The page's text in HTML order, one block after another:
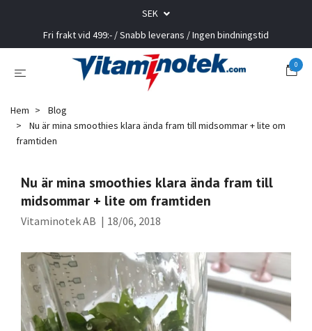
SEK
Fri frakt vid 499:- / Snabb leverans / Ingen bindningstid
0
Hem
Blog
Nu är mina smoothies klara ända fram till midsommar + lite om
framtiden
Nu är mina smoothies klara ända fram till
midsommar + lite om framtiden
Vitaminotek AB | 18/06, 2018